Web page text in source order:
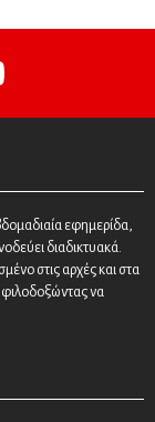
εφημερίδα,
διαδικτυακά.
στις αρχές και στα
φιλοδοξώντας να